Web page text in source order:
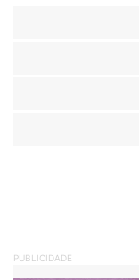
PUBLICIDADE